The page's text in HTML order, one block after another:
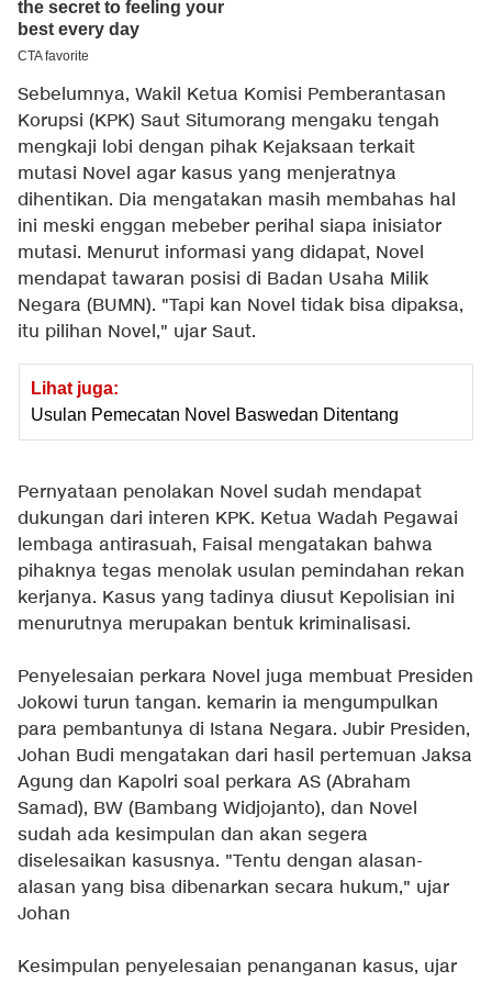
Sebelumnya, Wakil Ketua Komisi Pemberantasan
Korupsi (KPK) Saut Situmorang mengaku tengah
mengkaji lobi dengan pihak Kejaksaan terkait
mutasi Novel agar kasus yang menjeratnya
dihentikan. Dia mengatakan masih membahas hal
ini meski enggan mebeber perihal siapa inisiator
mutasi. Menurut informasi yang didapat, Novel
mendapat tawaran posisi di Badan Usaha Milik
Negara (BUMN). "Tapi kan Novel tidak bisa dipaksa,
itu pilihan Novel," ujar Saut.
Lihat juga:
Usulan Pemecatan Novel Baswedan Ditentang
Pernyataan penolakan Novel sudah mendapat
dukungan dari interen KPK. Ketua Wadah Pegawai
lembaga antirasuah, Faisal mengatakan bahwa
pihaknya tegas menolak usulan pemindahan rekan
kerjanya. Kasus yang tadinya diusut Kepolisian ini
menurutnya merupakan bentuk kriminalisasi.
Penyelesaian perkara Novel juga membuat Presiden
Jokowi turun tangan. kemarin ia mengumpulkan
para pembantunya di Istana Negara. Jubir Presiden,
Johan Budi mengatakan dari hasil pertemuan Jaksa
Agung dan Kapolri soal perkara AS (Abraham
Samad), BW (Bambang Widjojanto), dan Novel
sudah ada kesimpulan dan akan segera
diselesaikan kasusnya. "Tentu dengan alasan-
alasan yang bisa dibenarkan secara hukum," ujar
Johan
Kesimpulan penyelesaian penanganan kasus, ujar